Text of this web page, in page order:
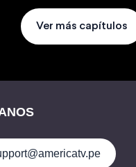
Ver más capítulos